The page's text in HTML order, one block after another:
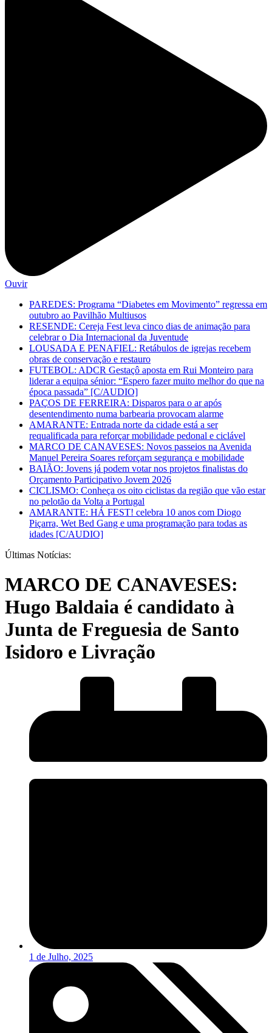
Ouvir
PAREDES: Programa “Diabetes em Movimento” regressa em
outubro ao Pavilhão Multiusos
RESENDE: Cereja Fest leva cinco dias de animação para
celebrar o Dia Internacional da Juventude
LOUSADA E PENAFIEL: Retábulos de igrejas recebem
obras de conservação e restauro
FUTEBOL: ADCR Gestaçô aposta em Rui Monteiro para
liderar a equipa sénior: “Espero fazer muito melhor do que na
época passada” [C/AUDIO]
PAÇOS DE FERREIRA: Disparos para o ar após
desentendimento numa barbearia provocam alarme
AMARANTE: Entrada norte da cidade está a ser
requalificada para reforçar mobilidade pedonal e ciclável
MARCO DE CANAVESES: Novos passeios na Avenida
Manuel Pereira Soares reforçam segurança e mobilidade
BAIÃO: Jovens já podem votar nos projetos finalistas do
Orçamento Participativo Jovem 2026
CICLISMO: Conheça os oito ciclistas da região que vão estar
no pelotão da Volta a Portugal
AMARANTE: HÁ FEST! celebra 10 anos com Diogo
Piçarra, Wet Bed Gang e uma programação para todas as
idades [C/AUDIO]
Últimas Notícias:
MARCO DE CANAVESES:
Hugo Baldaia é candidato à
Junta de Freguesia de Santo
Isidoro e Livração
1 de Julho, 2025